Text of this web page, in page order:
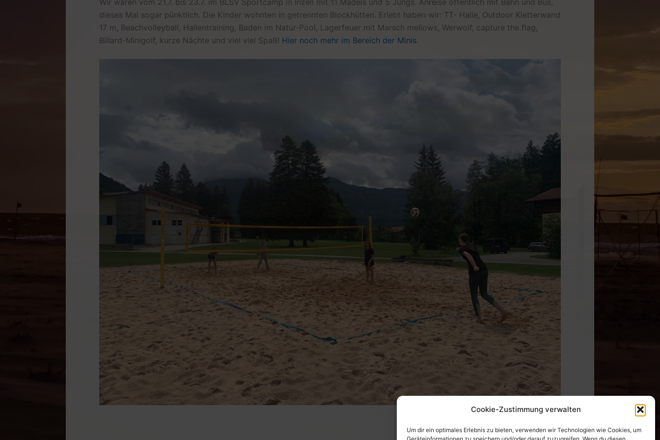
Cookie-Zustimmung verwalten
Um dir ein optimales Erlebnis zu bieten, verwenden wir Technologien wie Cookies, um
dieses Mal sogar pünktlich. Die Kinder wohnten in getrennten Blockhütten. Erlebt haben wir: TT- Halle, Outdoor Kletterwand
17 m, Beachvolleyball, Hallentraining, Baden im Natur-Pool, Lagerfeuer mit Marsch mellows, Werwolf, capture the flag,
Billard-Minigolf, kurze Nächte und viel viel Spaß! Hier noch mehr im Bereich der Minis.